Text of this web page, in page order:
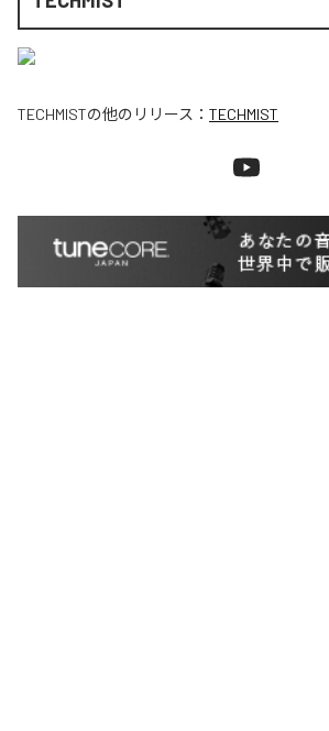
TECHMISTの他のリリース： TECHMIST